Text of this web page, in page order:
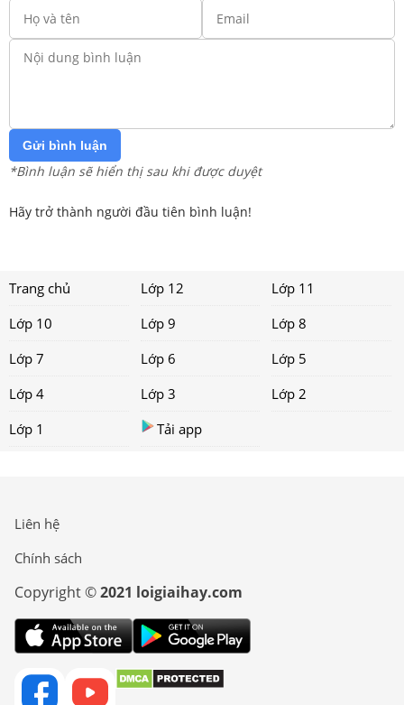
Gửi bình luận
*Bình luận sẽ hiển thị sau khi được duyệt
Hãy trở thành người đầu tiên bình luận!
Trang chủ Lớp 12
Lớp 11
Lớp 10
Lớp 9
Lớp 8
Lớp 7
Lớp 6
Lớp 5
Lớp 4
Lớp 3
Lớp 2
Lớp 1
Tải app
Liên hệ
Chính sách
Copyright ©2021 loigiaihay.com